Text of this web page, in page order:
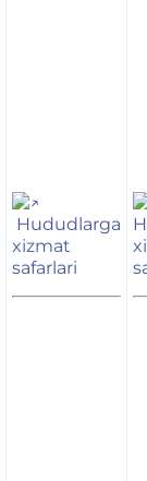
Hududlarga
xizmat
safarlari